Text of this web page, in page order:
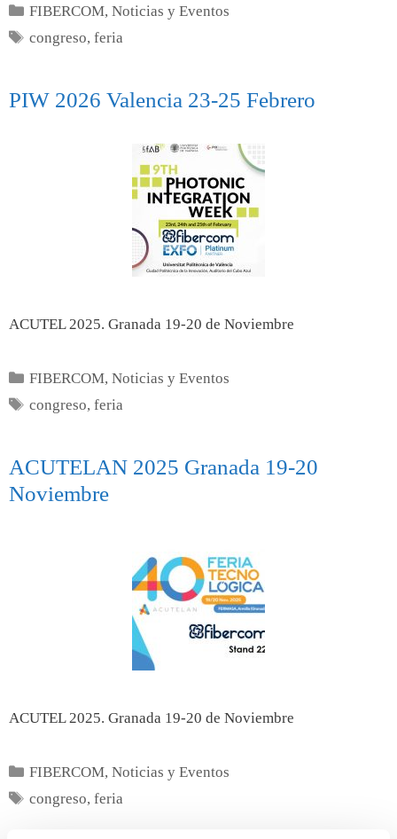
FIBERCOM,Noticias y Eventos
congreso,feria
PIW 2026 Valencia 23-25 Febrero
ACUTEL 2025. Granada 19-20 de Noviembre
FIBERCOM,Noticias y Eventos
congreso,feria
ACUTELAN 2025 Granada 19-20
Noviembre
ACUTEL 2025. Granada 19-20 de Noviembre
FIBERCOM,Noticias y Eventos
congreso,feria